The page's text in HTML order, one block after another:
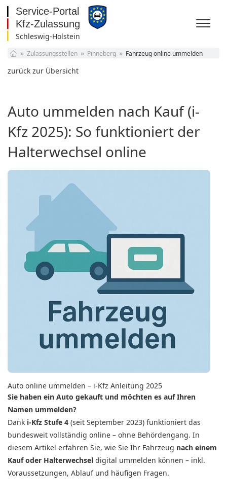
Schleswig-Holstein
Bayern
Berlin
Hessen
Mecklenburg-
Vorpommern
Niedersachsen
Nordrhein-Westfalen
Rheinland-Pfalz
Saarland
Sachsen-Anhalt
Schleswig-Holstein
Thüringen
Zulassungsstellen Pinneberg Fahrzeug online ummelden
zurück zur Übersicht
Auto ummelden nach Kauf (i-
Kfz 2025): So funktioniert der
Halterwechsel online
Auto online ummelden – i-Kfz Anleitung 2025
Sie haben ein Auto gekauft und möchten es auf Ihren
Namen ummelden?
Dank i-Kfz Stufe 4 (seit September 2023) funktioniert das
bundesweit vollständig online – ohne Behördengang. In
diesem Artikel erfahren Sie, wie Sie Ihr Fahrzeug nach einem
Kauf oder Halterwechsel digital ummelden können – inkl.
Voraussetzungen, Ablauf und häufigen Fragen.